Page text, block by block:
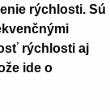
rýchlosti. Sú
rýchlosti aj
ide o